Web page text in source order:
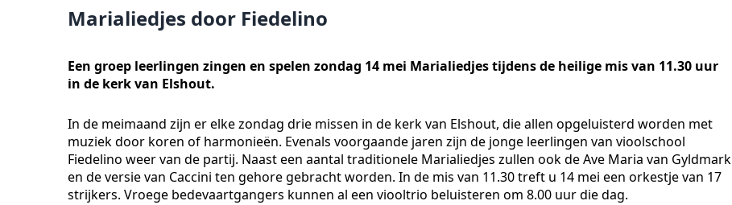
Marialiedjes door Fiedelino
Een groep leerlingen zingen en spelen zondag 14 mei Marialiedjes tijdens de heilige mis van 11.30 uur
in de kerk van Elshout.
In de meimaand zijn er elke zondag drie missen in de kerk van Elshout, die allen opgeluisterd worden met
muziek door koren of harmonieën. Evenals voorgaande jaren zijn de jonge leerlingen van vioolschool
Fiedelino weer van de partij. Naast een aantal traditionele Marialiedjes zullen ook de Ave Maria van Gyldmark
en de versie van Caccini ten gehore gebracht worden. In de mis van 11.30 treft u 14 mei een orkestje van 17
strijkers. Vroege bedevaartgangers kunnen al een viooltrio beluisteren om 8.00 uur die dag.